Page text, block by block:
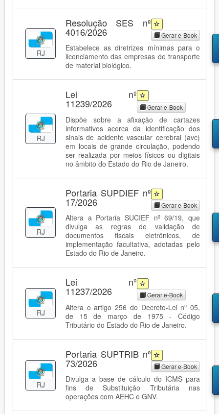
RJ
Resolução SES nº
4016/2026 Gerar e-Book
Estabelece as diretrizes mínimas para o
licenciamento das empresas de transporte
de material biológico.
RJ
Lei nº
11239/2026 Gerar e-Book
Dispõe sobre a afixação de cartazes
informativos acerca da identificação dos
sinais de acidente vascular cerebral (avc)
em locais de grande circulação, podendo
ser realizada por meios físicos ou digitais
no âmbito do Estado do Rio de Janeiro.
RJ
Portaria SUPDIEF nº
17/2026 Gerar e-Book
Altera a Portaria SUCIEF nº 69/19, que
divulga as regras de validação de
documentos fiscais eletrônicos, de
implementação facultativa, adotadas pelo
Estado do Rio de Janeiro.
RJ
Lei nº
11237/2026 Gerar e-Book
Altera o artigo 256 do Decreto-Lei nº 05,
de 15 de março de 1975 - Código
Tributário do Estado do Rio de Janeiro.
RJ
Portaria SUPTRIB nº
73/2026 Gerar e-Book
Divulga a base de cálculo do ICMS para
fins de Substituição Tributária nas
operações com AEHC e GNV.